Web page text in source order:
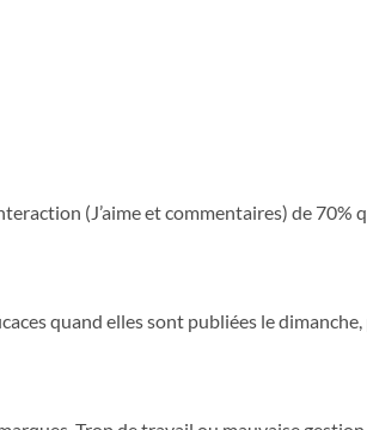
(J’aime et commentaires) de 70%
quand elles sont publiées le dimanche,